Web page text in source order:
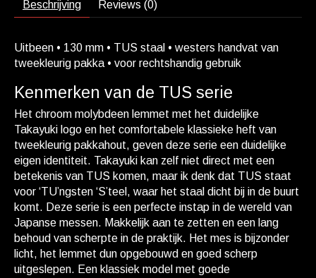
Beschrijving Reviews (0)
Uitbeen • 130 mm • TUS staal • westers handvat van
tweekleurig pakka • voor rechtshandig gebruik
Kenmerken van de TUS serie
Het chroom molybdeen lemmet met het duidelijke
Takayuki logo en het comfortabele klassieke heft van
tweekleurig pakkahout, geven deze serie een duidelijke
eigen identiteit. Takayuki kan zelf niet direct met een
betekenis van TUS komen, maar ik denk dat TUS staat
voor ‘TU’ngsten ‘S’teel, waar het staal dicht bij in de buurt
komt. Deze serie is een perfecte instap in de wereld van
Japanse messen. Makkelijk aan te zetten en een lang
behoud van scherpte in de praktijk. Het mes is bijzonder
licht, het lemmet dun opgebouwd en goed scherp
uitgeslepen. Een klassiek model met goede